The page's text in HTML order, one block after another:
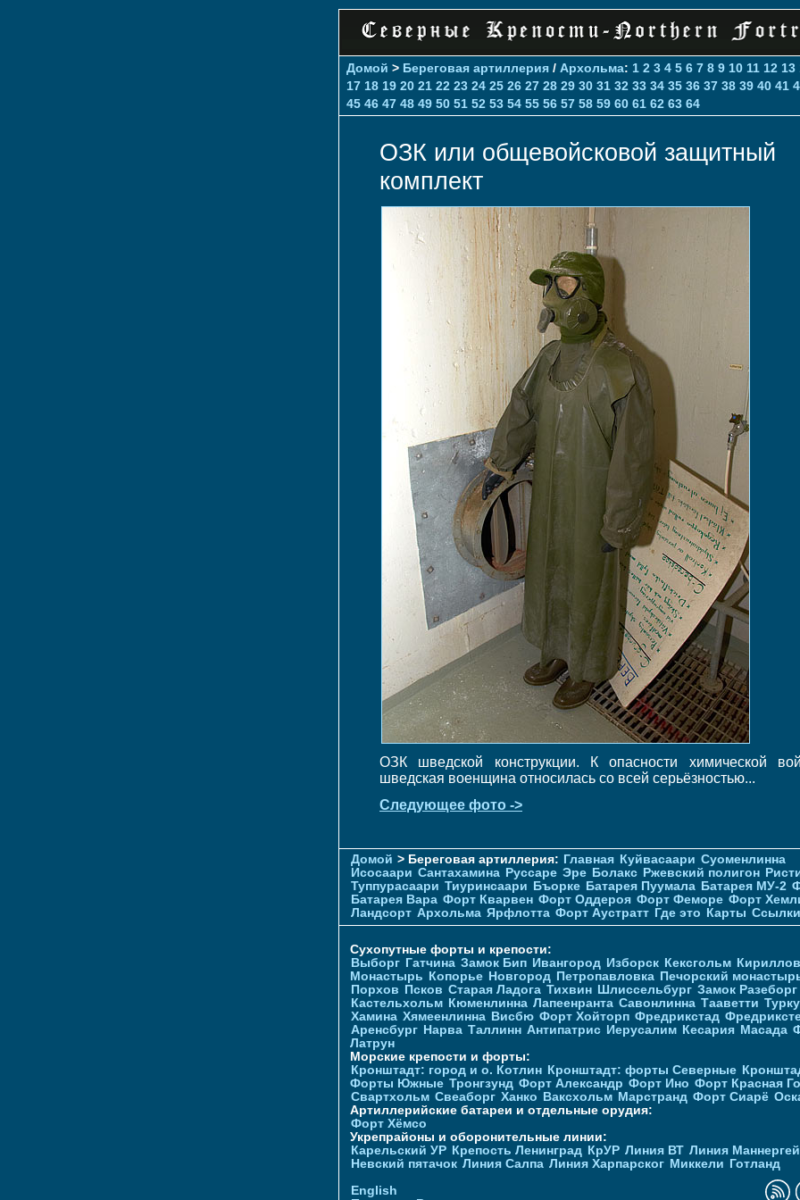
Домой > Береговая артиллерия / Архольма: 1 2 3 4 5 6 7 8 9 10 11 12 13
17 18 19 20 21 22 23 24 25 26 27 28 29 30 31 32 33 34 35 36 37 38 39 40 41
45 46 47 48 49 50 51 52 53 54 55 56 57 58 59 60 61 62 63 64
ОЗК или общевойсковой защитный
комплект
ОЗК шведской конструкции. К опасности химической
шведская военщина относилась со всей серьёзностью...
Следующее фото ->
Домой > Береговая артиллерия: Главная Куйвасаари Суоменлиннa
Исосаари Сантахамина Руссаре Эре Болакс Ржевский полигон
Туппурасаари Тиуринсаари Бъорке Батарея Пуумала Батарея МУ-2
Батарея Вара Форт Кварвен Форт Оддероя Форт Феморе Форт
Ландсорт Архольма Ярфлотта Форт Аустратт Где это Карты Ссылки
Сухопутные форты и крепости:
Выборг Гатчина Замок Бип Ивангород Изборск Кексгольм
Монастырь
Копорье Новгород Петропавловка Печорcкий
Порхов
Псков Старая Ладога Тихвин Шлиссельбург Замок Разеборг
Кастельхольм Кюменлинна Лапеенранта Савонлинна Тааветти Турку
Хамина Хямеенлинна Висбю Форт Хойторп Фредрикстад
Аренсбург Нарва Таллинн Антипатрис Иерусалим Кесария Масада
Латрун
Морские крепости и форты:
Кронштадт: город и о. Котлин Кронштадт: форты Северные
Форты Южные Тронгзунд Форт Александр Форт Ино Форт Красная
Свартхольм Свеаборг Ханко Ваксхольм Марстранд Форт Сиарё
Артиллерийские батареи и отдельные орудия:
Форт Хёмсо
Укрепрайоны и оборонительные линии:
Карельский УР Крепость Ленинград КрУР Линия ВТ Линия
Невский пятачок Линия Салпа Линия Харпарског Миккели
Готланд
English